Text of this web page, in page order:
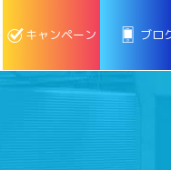
キャンペーン ブロ